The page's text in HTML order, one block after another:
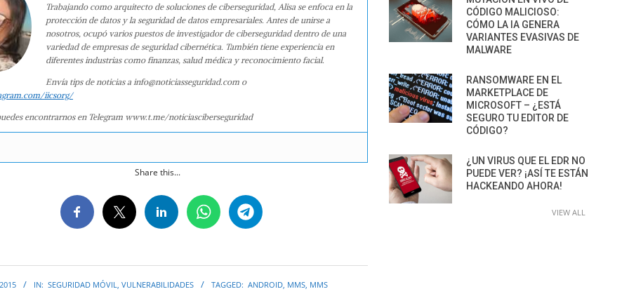
Trabajando como arquitecto de soluciones de ciberseguridad, Alisa se enfoca en la
protección de datos y la seguridad de datos empresariales. Antes de unirse a
nosotros, ocupó varios puestos de investigador de ciberseguridad dentro de una
variedad de empresas de seguridad cibernética. También tiene experiencia en
diferentes industrias como finanzas, salud médica y reconocimiento facial.
Envía tips de noticias a info@noticiasseguridad.com o
iicsorg/
encontrarnos en Telegram www.t.me/noticiasciberseguridad
Share this...
IN: SEGURIDAD MÓVIL, VULNERABILIDADES TAGGED: ANDROID, MMS, MMS
CÓDIGO MALICIOSO:
CÓMO LA IA GENERA
VARIANTES EVASIVAS DE
MALWARE
RANSOMWARE EN EL
MARKETPLACE DE
MICROSOFT – ¿ESTÁ
SEGURO TU EDITOR DE
CÓDIGO?
¿UN VIRUS QUE EL EDR NO
PUEDE VER? ¡ASÍ TE ESTÁN
HACKEANDO AHORA!
VIEW ALL